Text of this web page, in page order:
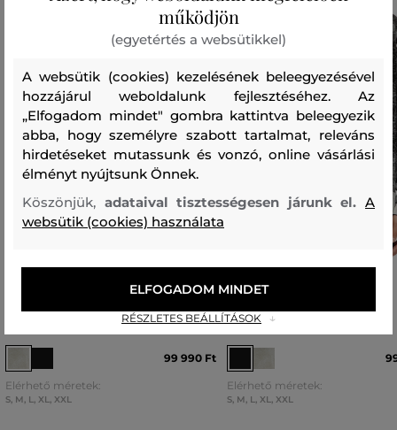
PULÓVER DIESEL K-LAURENT
99 990 Ft
Elérhető méretek:
S, M, L, XL, XXL
PULÓVER DIESEL K-LAURENT
KNITWEAR
Elérhető méretek:
S, M, L, XL, XXL
működjön
(egyetértés a websütikkel)
A websütik (cookies) kezelésének beleegyezésével
hozzájárul weboldalunk fejlesztéséhez. Az
„Elfogadom mindet" gombra kattintva beleegyezik
abba, hogy személyre szabott tartalmat, releváns
hirdetéseket mutassunk és vonzó, online vásárlási
élményt nyújtsunk Önnek.
Köszönjük, adataival tisztességesen járunk el.A
websütik (cookies) használata
RÉSZLETES BEÁLLÍTÁSOK
ELFOGADOM MINDET